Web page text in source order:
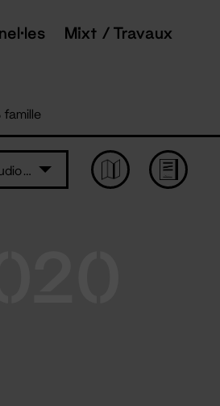
Mixt / Travaux
famille
Nouveau Studio Théâtre